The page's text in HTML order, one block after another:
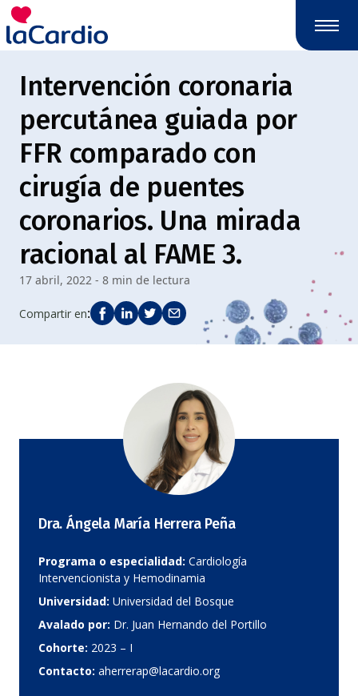
Nota:
este
sitio
incluye
sistema
accesibilidad.
Intervención coronaria
percutánea guiada por
FFR comparado con
cirugía de puentes
coronarios. Una mirada
racional al FAME 3.
17 abril, 2022 - 8 min de lectura
Compartir en:
Dra. Ángela María Herrera Peña
Programa o especialidad: Cardiología
Intervencionista y Hemodinamia
Universidad: Universidad del Bosque
Avalado por: Dr. Juan Hernando del Portillo
Cohorte: 2023 – I
Contacto: aherrerap@lacardio.org